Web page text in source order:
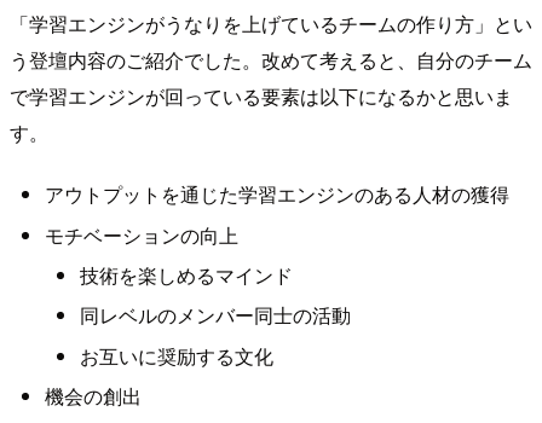
「学習エンジンがうなりを上げているチームの作り方」とい
う登壇内容のご紹介でした。改めて考えると、自分のチーム
で学習エンジンが回っている要素は以下になるかと思いま
す。
アウトプットを通じた学習エンジンのある人材の獲得
モチベーションの向上
技術を楽しめるマインド
同レベルのメンバー同士の活動
お互いに奨励する文化
機会の創出